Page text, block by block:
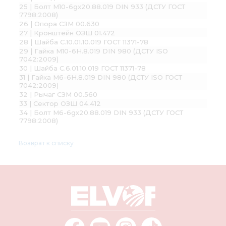
25 | Болт М10-6gx20.88.019 DIN 933 (ДСТУ ГОСТ
7798:2008)
26 | Опора СЗМ 00.630
27 | Кронштейн ОЗШ 01.472
28 | Шайба С.10.01.10.019 ГОСТ 11371-78
29 | Гайка М10-6H.8.019 DIN 980 (ДСТУ ISO
7042:2009)
30 | Шайба С.6.01.10.019 ГОСТ 11371-78
31 | Гайка М6-6H.8.019 DIN 980 (ДСТУ ISO ГОСТ
7042:2009)
32 | Рычаг СЗМ 00.560
33 | Сектор ОЗШ 04.412
34 | Болт М6-6gх20.88.019 DIN 933 (ДСТУ ГОСТ
7798:2008)
Возврат к списку